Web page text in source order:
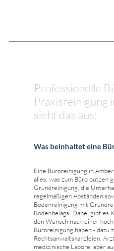
Professionelle
Praxisreinigung
sieht das aus:
Was beinhaltet eine
Eine Büroreinigung in
alles, was zum Büro putzen
Grundreinigung, die
regelmäßigen Abständen
Bodenreinigung mit
Bodenbelags. Dabei gibt es
den Wunsch nach einer
Büroreinigung haben - dazu
Rechtsanwaltskanzleien,
medizinische Labore, aber